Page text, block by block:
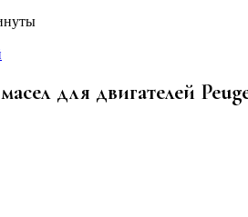
для двигателей